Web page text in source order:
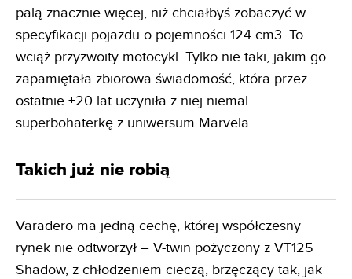
palą znacznie więcej, niż chciałbyś zobaczyć w
specyfikacji pojazdu o pojemności 124 cm3. To
wciąż przyzwoity motocykl. Tylko nie taki, jakim go
zapamiętała zbiorowa świadomość, która przez
ostatnie +20 lat uczyniła z niej niemal
superbohaterkę z uniwersum Marvela.
Takich już nie robią
Varadero ma jedną cechę, której współczesny
rynek nie odtworzył – V-twin pożyczony z VT125
Shadow, z chłodzeniem cieczą, brzęczący tak, jak